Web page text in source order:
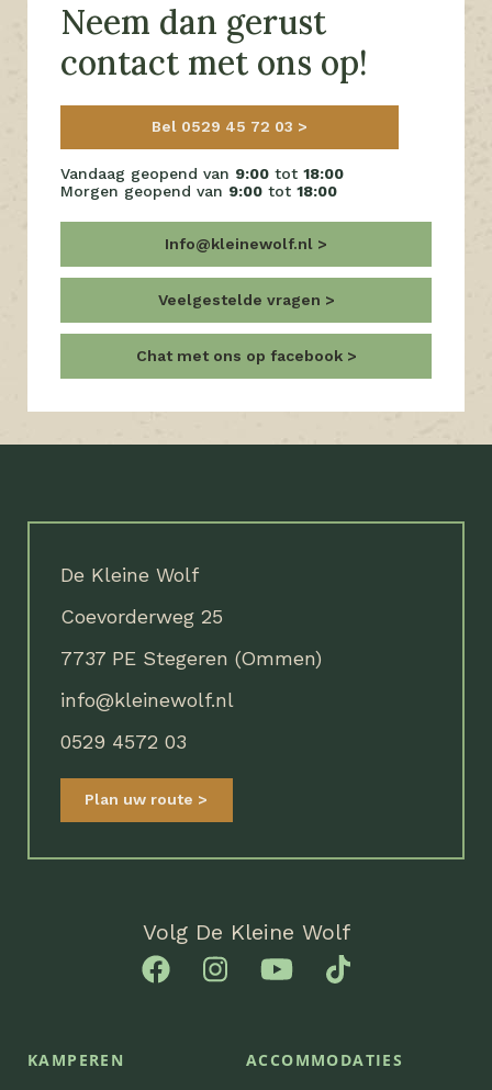
Neem dan gerust
contact met ons op!
Bel 0529 45 72 03
Vandaag geopend van 9:00 tot 18:00
Morgen geopend van 9:00 tot 18:00
Info@kleinewolf.nl
Veelgestelde vragen
Chat met ons op facebook
De Kleine Wolf
Coevorderweg 25
7737 PE Stegeren (Ommen)
info@kleinewolf.nl
0529 4572 03
Plan uw route
Volg De Kleine Wolf
KAMPEREN ACCOMMODATIES